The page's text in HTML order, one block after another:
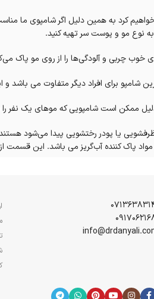
کرد به همین دلیل اگر شامپوی ما
نوع مو و پوست سر تهیه کنید.
خوب چربی و آلودگی‌ها را از روی مو پاک
شامپو برای افراد دیگر متفاوت می
دلیل ممکن است شامپویی که موهای یک
ظرفشویی یا پودر رختشویی پیدا
پاک کننده آب‌گریز می باشد. این قسمت